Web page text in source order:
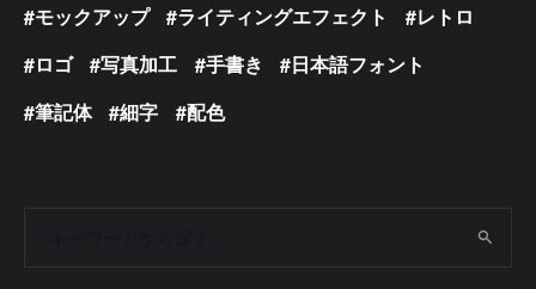
モックアップ
ライティングエフェクト
レトロ
ロゴ
写真加工 手書き
日本語フォント
筆記体
細字 配色